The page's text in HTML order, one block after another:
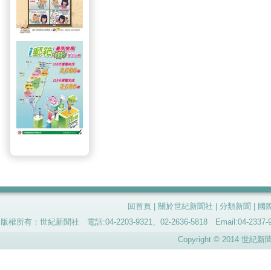
回首頁 關於世紀新聞社 分類新聞
國
版權所有：世紀新聞社 電話:04-2203-9321、02-2636-5818 Email:04-
Copyright © 2014 世紀新